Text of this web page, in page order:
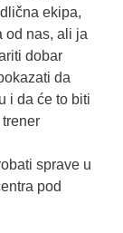
ekipa,
od nas, ali ja
dobar
da
i da će to biti
sprave u
pod